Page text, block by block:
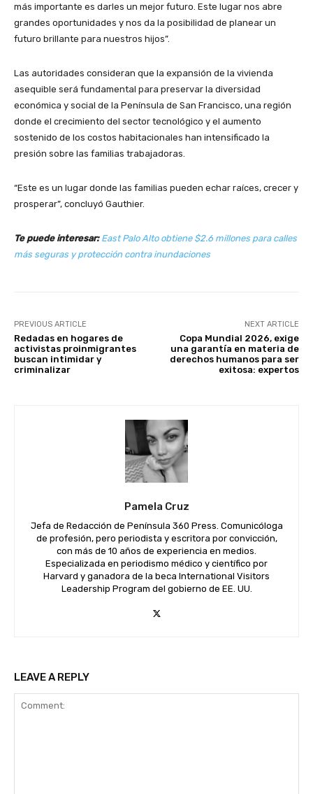
más importante es darles un mejor futuro. Este lugar nos abre
grandes oportunidades y nos da la posibilidad de planear un
futuro brillante para nuestros hijos”.
Las autoridades consideran que la expansión de la vivienda
asequible será fundamental para preservar la diversidad
económica y social de la Península de San Francisco, una región
donde el crecimiento del sector tecnológico y el aumento
sostenido de los costos habitacionales han intensificado la
presión sobre las familias trabajadoras.
“Este es un lugar donde las familias pueden echar raíces, crecer y
prosperar”, concluyó Gauthier.
Te puede interesar: East Palo Alto obtiene $2.6 millones para calles
más seguras y protección contra inundaciones
PREVIOUS ARTICLE
Redadas en hogares de
activistas proinmigrantes
buscan intimidar y
criminalizar
NEXT ARTICLE
Copa Mundial 2026, exige
una garantía en materia de
derechos humanos para ser
exitosa: expertos
Pamela Cruz
Jefa de Redacción de Península 360 Press. Comunicóloga
de profesión, pero periodista y escritora por convicción,
con más de 10 años de experiencia en medios.
Especializada en periodismo médico y científico por
Harvard y ganadora de la beca International Visitors
Leadership Program del gobierno de EE. UU.
LEAVE A REPLY